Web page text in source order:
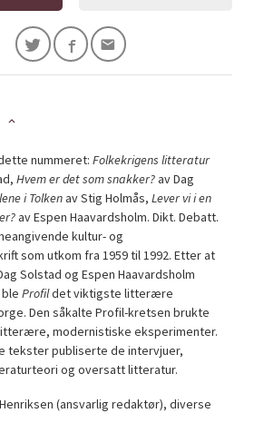
nummeret:Folkekrigens litteratur
Hvem er det som snakker?av Dag
i Tolkenav Stig Holmås,Lever vi i en
av Espen Haavardsholm. Dikt. Debatt.
kultur- og
som utkom fra 1959 til 1992. Etter at
Solstad og Espen Haavardsholm
bleProfildet viktigste litterære
Den såkalte Profil-kretsen brukte
modernistiske eksperimenter.
tekster publiserte de intervjuer,
og oversatt litteratur.
(ansvarlig redaktør), diverse